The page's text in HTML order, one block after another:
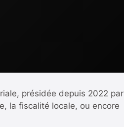
présidée depuis 2022 par
la fiscalité locale, ou encore